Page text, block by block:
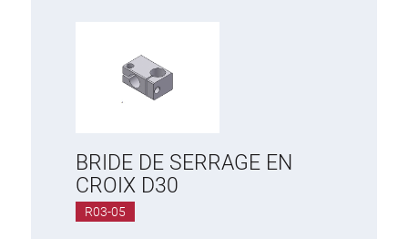
BRIDE DE SERRAGE EN
CROIX D30
R03-05